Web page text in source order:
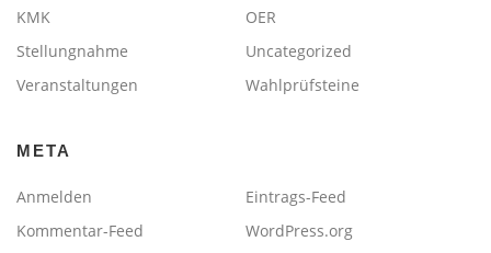
KMK
OER
Stellungnahme
Uncategorized
Veranstaltungen
Wahlprüfsteine
META
Anmelden
Eintrags-Feed
Kommentar-Feed
WordPress.org